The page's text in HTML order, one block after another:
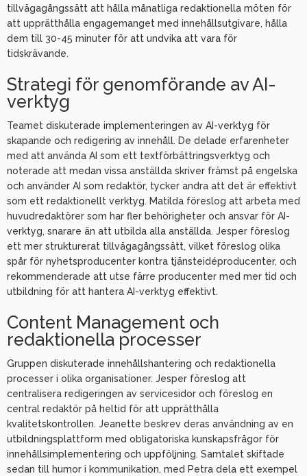
tillvägagångssätt att hålla månatliga redaktionella möten för
att upprätthålla engagemanget med innehållsutgivare, hålla
dem till 30-45 minuter för att undvika att vara för
tidskrävande.
Strategi för genomförande av AI-
verktyg
Teamet diskuterade implementeringen av AI-verktyg för
skapande och redigering av innehåll. De delade erfarenheter
med att använda AI som ett textförbättringsverktyg och
noterade att medan vissa anställda skriver främst på engelska
och använder AI som redaktör, tycker andra att det är effektivt
som ett redaktionellt verktyg. Matilda föreslog att arbeta med
huvudredaktörer som har fler behörigheter och ansvar för AI-
verktyg, snarare än att utbilda alla anställda. Jesper föreslog
ett mer strukturerat tillvägagångssätt, vilket föreslog olika
spår för nyhetsproducenter kontra tjänsteidéproducenter, och
rekommenderade att utse färre producenter med mer tid och
utbildning för att hantera AI-verktyg effektivt.
Content Management och
redaktionella processer
Gruppen diskuterade innehållshantering och redaktionella
processer i olika organisationer. Jesper föreslog att
centralisera redigeringen av servicesidor och föreslog en
central redaktör på heltid för att upprätthålla
kvalitetskontrollen. Jeanette beskrev deras användning av en
utbildningsplattform med obligatoriska kunskapsfrågor för
innehållsimplementering och uppföljning. Samtalet skiftade
sedan till humor i kommunikation, med Petra dela ett exempel